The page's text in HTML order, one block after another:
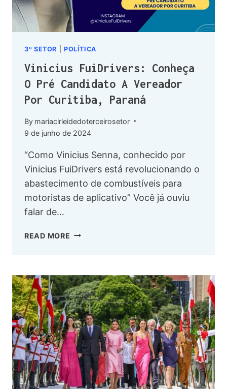
3º SETOR POLÍTICA
Vinicius FuiDrivers: Conheça
O Pré Candidato A Vereador
Por Curitiba, Paraná
By mariacirleidedoterceirosetor
9 de junho de 2024
“Como Vinicius Senna, conhecido por
Vinicius FuiDrivers está revolucionando o
abastecimento de combustíveis para
motoristas de aplicativo” Você já ouviu
falar de…
READ MORE